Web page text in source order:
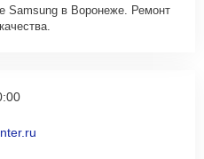
Samsung в Воронеже. Ремонт